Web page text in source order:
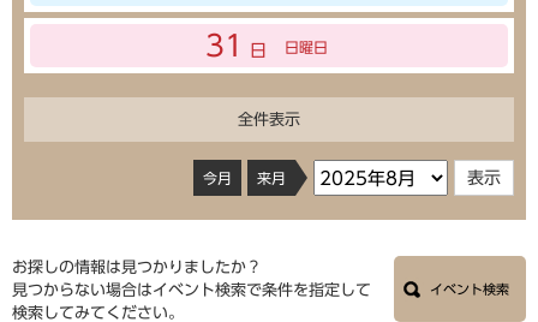
31 日 日曜日
全件表示
今月 来月
お探しの情報は見つかりましたか？
見つからない場合はイベント検索で条件を指定して
検索してみてください。
イベント検索